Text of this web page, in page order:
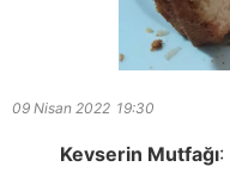
09 Nisan 2022 19:30
Kevserin Mutfağı: